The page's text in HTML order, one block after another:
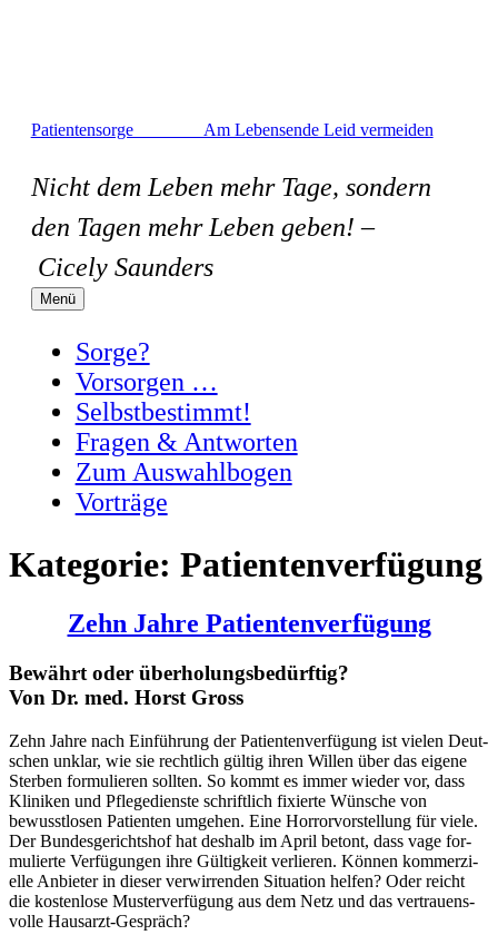
Patientensorge Am Lebensende Leid vermeiden
Nicht dem Leben mehr Tage, sondern
den Tagen mehr Leben geben! –
Cicely Saunders
Menü
Sorge?
Vorsorgen …
Selbstbestimmt!
Fragen & Antworten
Zum Auswahlbogen
Vorträge
Kategorie: Patientenverfügung
Zehn Jahre Patientenverfügung
Bewährt oder überholungsbedürftig?
Von Dr. med. Horst Gross
Zehn Jah­re nach Ein­füh­rung der Patienten­verfügung ist vie­len Deut­
schen unklar, wie sie recht­lich gül­tig ihren Wil­len über das eige­ne
Ster­ben for­mu­lie­ren soll­ten. So kommt es immer wie­der vor, dass
Kli­ni­ken und Pfle­ge­diens­te schrift­lich fixier­te Wün­sche von
bewusst­lo­sen Pati­en­ten umge­hen. Eine Hor­ror­vor­stel­lung für vie­le.
Der Bun­des­ge­richts­hof hat des­halb im April betont, dass vage for­
mu­lier­te Ver­fü­gun­gen ihre Gül­tig­keit ver­lie­ren. Kön­nen kom­mer­zi­
el­le Anbie­ter in die­ser ver­wir­ren­den Situa­ti­on hel­fen? Oder reicht
die kos­ten­lo­se Mus­ter­ver­fü­gung aus dem Netz und das ver­trau­ens­
vol­le Haus­arzt-Gespräch?